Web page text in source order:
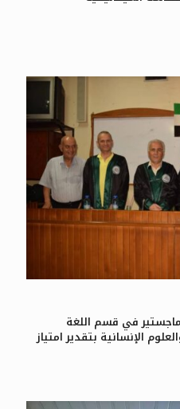
في قسم اللغة
الإنسانية بتقدير امتياز